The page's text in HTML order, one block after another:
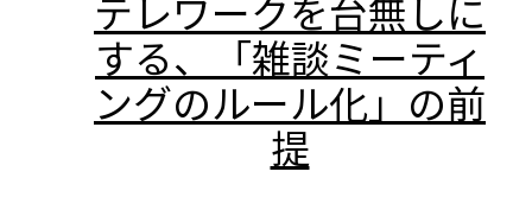
テレワークを台無しに
する、「雑談ミーティ
ングのルール化」の前
提